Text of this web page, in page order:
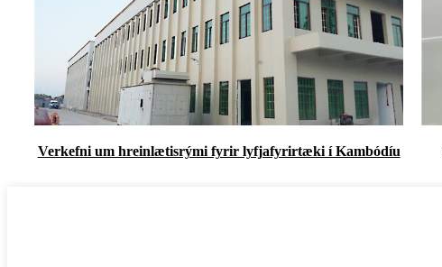
Verkefni um hreinlætisrými fyrir lyfjafyrirtæki í Kambódíu